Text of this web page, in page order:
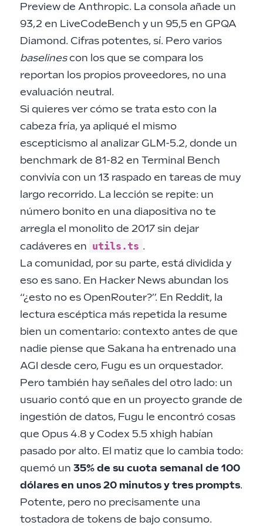
Preview de Anthropic. La consola añade un
93,2 en LiveCodeBench y un 95,5 en GPQA
Diamond. Cifras potentes, sí. Pero varios
baselinescon los que se compara los
reportan los propios proveedores, no una
evaluación neutral.
Si quieres ver cómo se trata esto con la
cabeza fría, ya apliqué el mismo
escepticismo al analizar GLM-5.2, donde un
benchmark de 81-82 en Terminal Bench
convivía con un 13 raspado en tareas de muy
largo recorrido. La lección se repite: un
número bonito en una diapositiva no te
arregla el monolito de 2017 sin dejar
cadáveres en utils.ts .
La comunidad, por su parte, está dividida y
eso es sano. En Hacker News abundan los
“¿esto no es OpenRouter?”. En Reddit, la
lectura escéptica más repetida la resume
bien un comentario: contexto antes de que
nadie piense que Sakana ha entrenado una
AGI desde cero, Fugu es un orquestador.
Pero también hay señales del otro lado: un
usuario contó que en un proyecto grande de
ingestión de datos, Fugu le encontró cosas
que Opus 4.8 y Codex 5.5 xhigh habían
pasado por alto. El matiz que lo cambia todo:
quemó un 35% de su cuota semanal de 100
dólares en unos 20 minutos y tres prompts.
Potente, pero no precisamente una
tostadora de tokens de bajo consumo.